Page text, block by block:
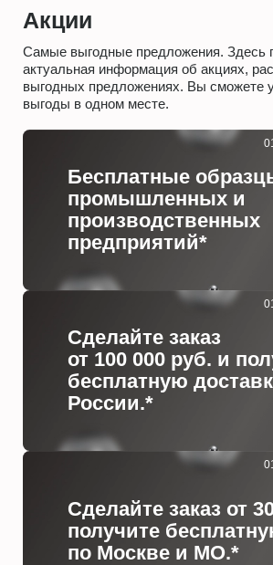
Акции
Самые выгодные предложения. Здесь
актуальная информация об акциях,
выгодных предложениях. Вы сможете
выгоды в одном месте.
Бесплатные
промышленных и
производственных
предприятий*
Сделайте заказ
от 100 000 руб. и
бесплатную
России.*
Сделайте заказ от
получите
по Москве и МО.*